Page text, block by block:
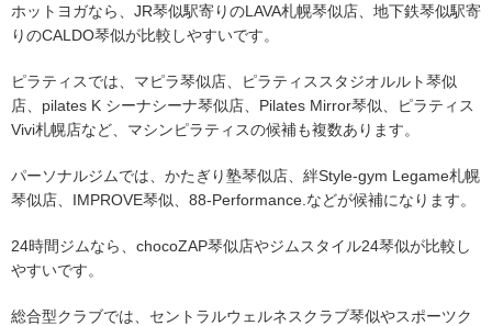
ホットヨガなら、JR琴似駅寄りのLAVA札幌琴似店、地下鉄琴似駅寄
りのCALDO琴似が比較しやすいです。
ピラティスでは、マピラ琴似店、ピラティススタジオルルト琴似
店、pilates K シーナシーナ琴似店、Pilates Mirror琴似、ピラティス
Vivi札幌店など、マシンピラティスの候補も複数あります。
パーソナルジムでは、かたぎり塾琴似店、絆Style-gym Legame札幌
琴似店、IMPROVE琴似、88-Performance.などが候補になります。
24時間ジムなら、chocoZAP琴似店やジムスタイル24琴似が比較し
やすいです。
総合型クラブでは、セントラルウェルネスクラブ琴似やスポーツク